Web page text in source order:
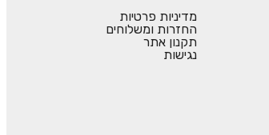
מדיניות פרטיות
החזרות ומשלוחים
תקנון אתר
נגישות